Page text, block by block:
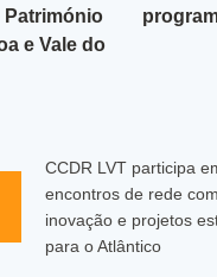
Património
e Vale do
CCDR LVT participa
encontros de rede
inovação e projetos
para o Atlântico